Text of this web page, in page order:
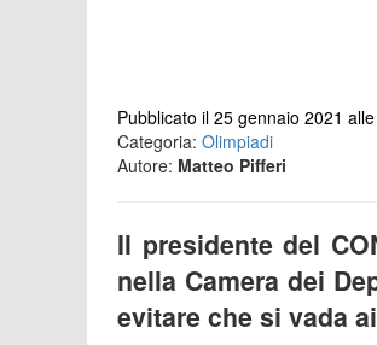
Pubblicato il 25 gennaio 2021
Categoria: Olimpiadi
Autore: Matteo Pifferi
Il presidente del
nella Camera dei
evitare che si vada